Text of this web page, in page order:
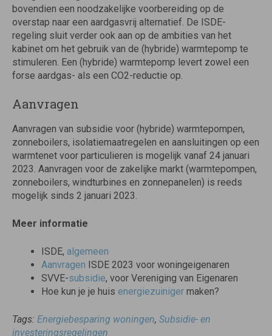
bovendien een noodzakelijke voorbereiding op de
overstap naar een aardgasvrij alternatief. De ISDE-
regeling sluit verder ook aan op de ambities van het
kabinet om het gebruik van de (hybride) warmtepomp te
stimuleren. Een (hybride) warmtepomp levert zowel een
forse aardgas- als een CO2-reductie op.
Aanvragen
Aanvragen van subsidie voor (hybride) warmtepompen,
zonneboilers, isolatiemaatregelen en aansluitingen op een
warmtenet voor particulieren is mogelijk vanaf 24 januari
2023. Aanvragen voor de zakelijke markt (warmtepompen,
zonneboilers, windturbines en zonnepanelen) is reeds
mogelijk sinds 2 januari 2023.
Meer informatie
ISDE, algemeen
Aanvragen ISDE 2023 voor woningeigenaren
SVVE-subsidie, voor Vereniging van Eigenaren
Hoe kun je je huis energiezuiniger maken?
Tags: Energiebesparing woningen, Subsidie- en
investeringsregelingen